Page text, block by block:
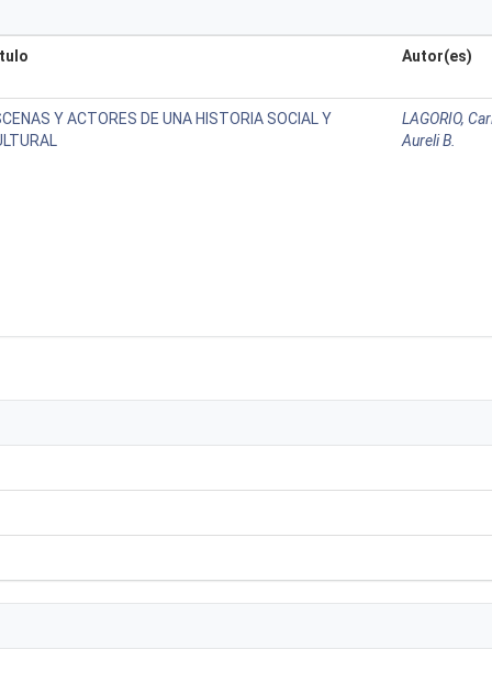
Autor(es)
Y ACTORES DE UNA HISTORIA SOCIAL Y
LAGORIO,
Aureli B.